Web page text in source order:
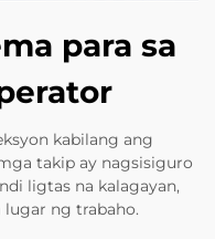
para sa
kabilang ang
takip ay nagsisiguro
ligtas na kalagayan,
ng trabaho.